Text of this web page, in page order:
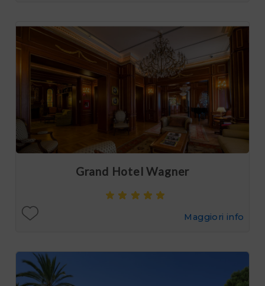
Grand Hotel Wagner
Maggiori info